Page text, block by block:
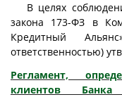
В целях
закона 173-ФЗ в
Кредитный
ответственностью)
Регламент,
клиентов